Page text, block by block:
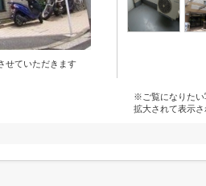
せていただきます
※ご覧になりたい
拡大されて表示さ